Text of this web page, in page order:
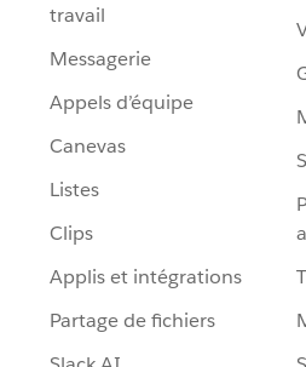
travail
Messagerie
Appels d’équipe
Canevas
Listes
Clips
Applis et intégrations
Partage de fichiers